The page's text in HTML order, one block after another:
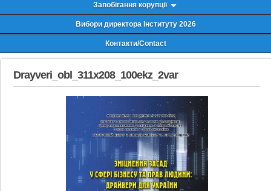
Запобігання корупції
Вибори директора Інституту 2026
Контакти/Contact
Drayveri_obl_311x208_100ekz_2var